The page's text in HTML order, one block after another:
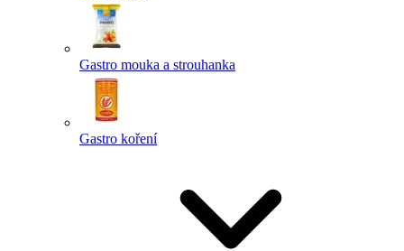
Gastro mouka a strouhanka
Gastro koření